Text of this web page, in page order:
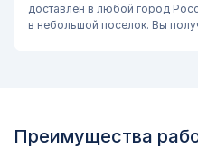
доставлен в любой город
в небольшой поселок. Вы
Преимущества